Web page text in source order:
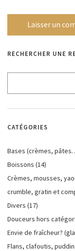
RECHERCHER UNE
CATÉGORIES
Bases (crèmes,
Boissons (14)
Crèmes, mousses,
crumble, gratin et
Divers (17)
Douceurs hors
Envie de fraîcheur?
Flans, clafoutis,